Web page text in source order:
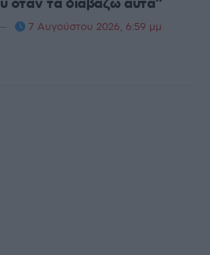
όταν τα διαβάζω αυτά”
7 Αυγούστου 2026, 6:59 μμ